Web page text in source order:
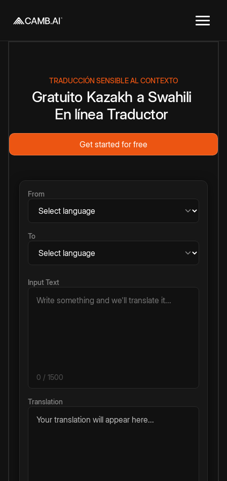
TRADUCCIÓN SENSIBLE AL CONTEXTO
Gratuito Kazakh a Swahili
En línea Traductor
Get started for free
From
To
Input Text
0 / 1500
Translation
Your translation will appear here...